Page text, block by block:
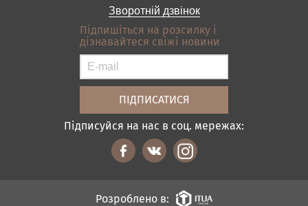
Відгуки
Контакти
Карта сайту
Умови покупки
Зворотній дзвінок
Підпишіться на розсилку і
дізнавайтеся свіжі новини
Підписуйся на нас в соц. мережах:
Розроблено в: